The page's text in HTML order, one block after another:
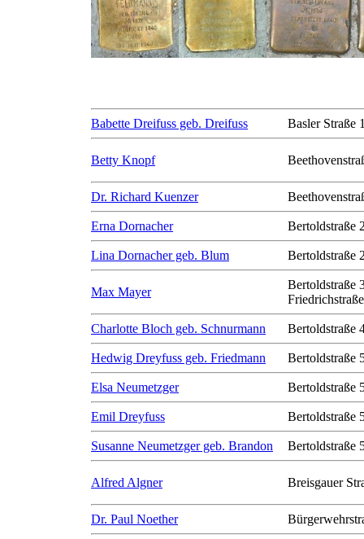
Babette Dreifuss geb. Dreifuss Basler Straße
Betty Knopf
Dr. Richard Kuenzer
Erna Dornacher Bertoldstraße
Lina Dornacher geb. Blum Bertoldstraße
Max Mayer
Bertoldstraße
Charlotte Bloch geb. Schnurmann Bertoldstraße
Hedwig Dreyfuss geb. Friedmann Bertoldstraße
Elsa Neumetzger Bertoldstraße
Emil Dreyfuss Bertoldstraße
Susanne Neumetzger geb. Brandon Bertoldstraße
Alfred Algner Breisgauer
Dr. Paul Noether